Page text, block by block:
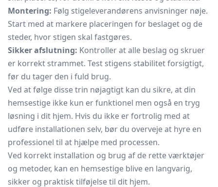
Montering: Følg stigeleverandørens anvisninger nøje.
Start med at markere placeringen for beslaget og de
steder, hvor stigen skal fastgøres.
Sikker afslutning: Kontroller at alle beslag og skruer
er korrekt strammet. Test stigens stabilitet forsigtigt,
før du tager den i fuld brug.
Ved at følge disse trin nøjagtigt kan du sikre, at din
hemsestige ikke kun er funktionel men også en tryg
løsning i dit hjem. Hvis du ikke er fortrolig med at
udføre installationen selv, bør du overveje at hyre en
professionel til at hjælpe med processen.
Ved korrekt installation og brug af de rette værktøjer
og metoder, kan en hemsestige blive en langvarig,
sikker og praktisk tilføjelse til dit hjem.